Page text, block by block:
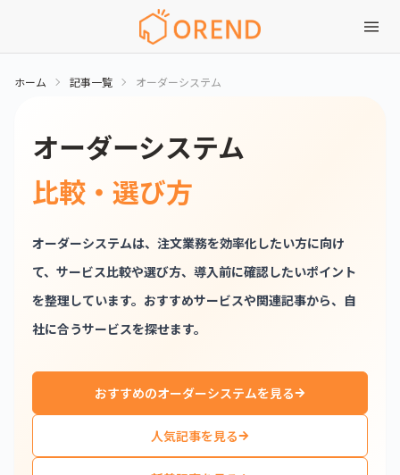
ホーム 記事一覧 オーダーシステム
オーダーシステム
比較・選び方
オーダーシステムは、注文業務を効率化したい方に向け
て、サービス比較や選び方、導入前に確認したいポイント
を整理しています。おすすめサービスや関連記事から、自
社に合うサービスを探せます。
おすすめのオーダーシステムを見る
人気記事を見る